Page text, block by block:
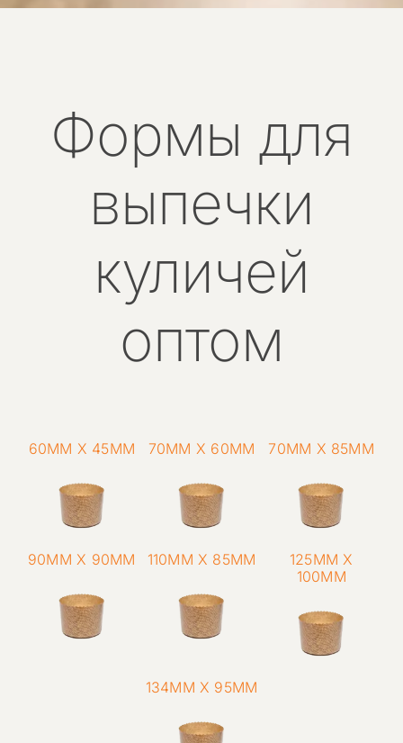
Формы для
выпечки
куличей
оптом
60ММ Х 45ММ 70ММ Х 60ММ 70ММ Х 85ММ
90ММ Х 90ММ 110ММ Х 85ММ
125ММ Х
100ММ
134ММ Х 95ММ